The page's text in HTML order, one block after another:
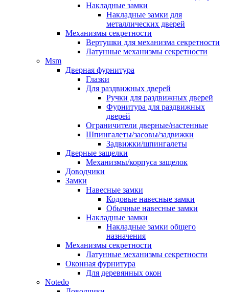
Накладные замки
Накладные замки для
металлических дверей
Механизмы секретности
Вертушки для механизма секретности
Латунные механизмы секретности
Msm
Дверная фурнитура
Глазки
Для раздвижных дверей
Ручки для раздвижных дверей
Фурнитура для раздвижных
дверей
Ограничители дверные/настенные
Шпингалеты/засовы/задвижки
Задвижки/шпингалеты
Дверные защелки
Механизмы/корпуса защелок
Доводчики
Замки
Навесные замки
Кодовые навесные замки
Обычные навесные замки
Накладные замки
Накладные замки общего
назначения
Механизмы секретности
Латунные механизмы секретности
Оконная фурнитура
Для деревянных окон
Notedo